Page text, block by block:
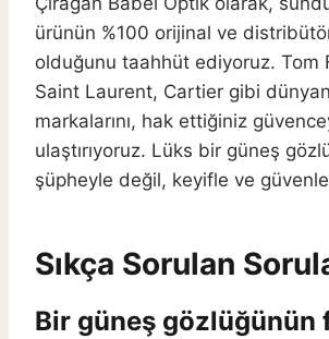
ürünün %100 orijinal ve
olduğunu taahhüt ediyoruz. Tom
Saint Laurent, Cartier gibi
markalarını, hak ettiğiniz
ulaştırıyoruz. Lüks bir güneş
şüpheyle değil, keyifle ve güvenle
Sıkça Sorulan
Bir güneş gözlüğünün